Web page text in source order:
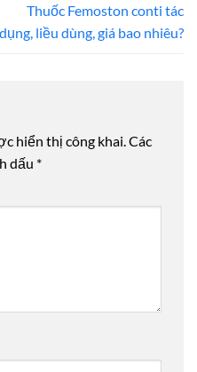
Thuốc Femoston conti tác
dụng, liều dùng, giá bao nhiêu?
hiển thị công khai. Các
dấu *